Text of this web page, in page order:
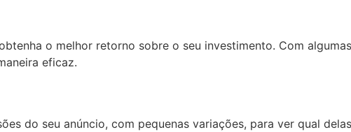
o melhor retorno sobre o seu investimento. Com
eficaz.
do seu anúncio, com pequenas variações, para ver qual